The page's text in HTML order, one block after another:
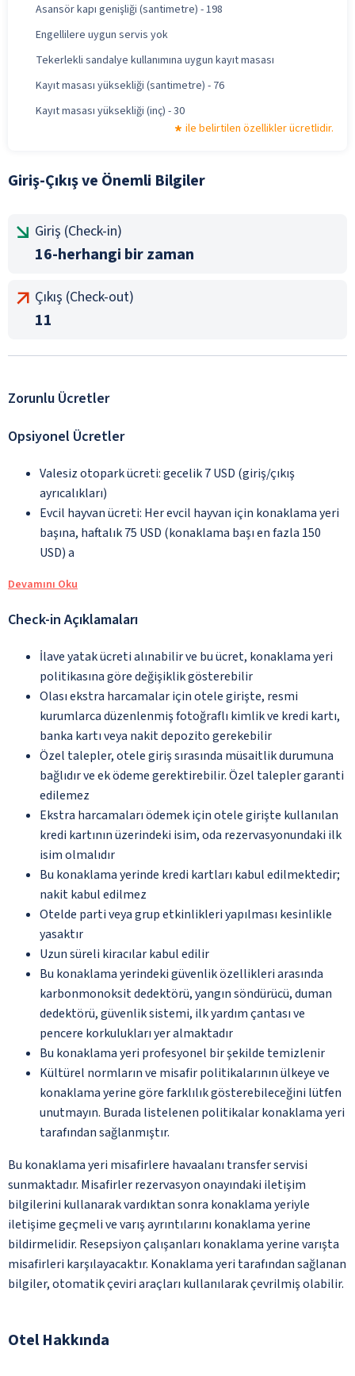
Asansör kapı genişliği (santimetre) - 198
Engellilere uygun servis yok
Tekerlekli sandalye kullanımına uygun kayıt masası
Kayıt masası yüksekliği (santimetre) - 76
Kayıt masası yüksekliği (inç) - 30
ile belirtilen özellikler ücretlidir.
Giriş-Çıkış ve Önemli Bilgiler
Giriş (Check-in)
16-herhangi bir zaman
Çıkış (Check-out)
11
Zorunlu Ücretler
Opsiyonel Ücretler
Valesiz otopark ücreti: gecelik 7 USD (giriş/çıkış
ayrıcalıkları)
Evcil hayvan ücreti: Her evcil hayvan için konaklama yeri
başına, haftalık 75 USD (konaklama başı en fazla 150
USD) a
Devamını Oku
Check-in Açıklamaları
İlave yatak ücreti alınabilir ve bu ücret, konaklama yeri
politikasına göre değişiklik gösterebilir
Olası ekstra harcamalar için otele girişte, resmi
kurumlarca düzenlenmiş fotoğraflı kimlik ve kredi kartı,
banka kartı veya nakit depozito gerekebilir
Özel talepler, otele giriş sırasında müsaitlik durumuna
bağlıdır ve ek ödeme gerektirebilir. Özel talepler garanti
edilemez
Ekstra harcamaları ödemek için otele girişte kullanılan
kredi kartının üzerindeki isim, oda rezervasyonundaki ilk
isim olmalıdır
Bu konaklama yerinde kredi kartları kabul edilmektedir;
nakit kabul edilmez
Otelde parti veya grup etkinlikleri yapılması kesinlikle
yasaktır
Uzun süreli kiracılar kabul edilir
Bu konaklama yerindeki güvenlik özellikleri arasında
karbonmonoksit dedektörü, yangın söndürücü, duman
dedektörü, güvenlik sistemi, ilk yardım çantası ve
pencere korkulukları yer almaktadır
Bu konaklama yeri profesyonel bir şekilde temizlenir
Kültürel normların ve misafir politikalarının ülkeye ve
konaklama yerine göre farklılık gösterebileceğini lütfen
unutmayın. Burada listelenen politikalar konaklama yeri
tarafından sağlanmıştır.
Bu konaklama yeri misafirlere havaalanı transfer servisi
sunmaktadır. Misafirler rezervasyon onayındaki iletişim
bilgilerini kullanarak vardıktan sonra konaklama yeriyle
iletişime geçmeli ve varış ayrıntılarını konaklama yerine
bildirmelidir. Resepsiyon çalışanları konaklama yerine varışta
misafirleri karşılayacaktır. Konaklama yeri tarafından sağlanan
bilgiler, otomatik çeviri araçları kullanılarak çevrilmiş olabilir.
Otel Hakkında